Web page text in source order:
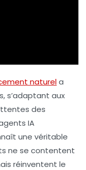
naturela
s’adaptant aux
des
IA
une véritable
ne se contentent
réinventent le